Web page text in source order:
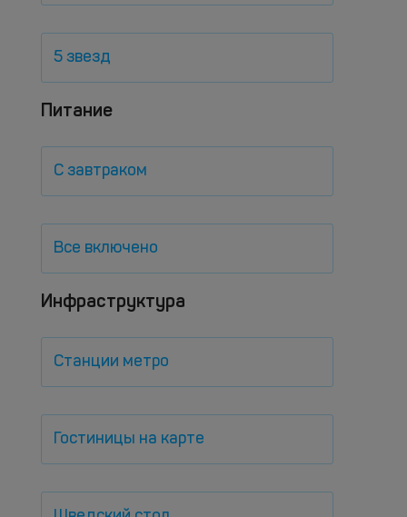
5 звезд
Питание
С завтраком
Все включено
Инфраструктура
Станции метро
Гостиницы на карте